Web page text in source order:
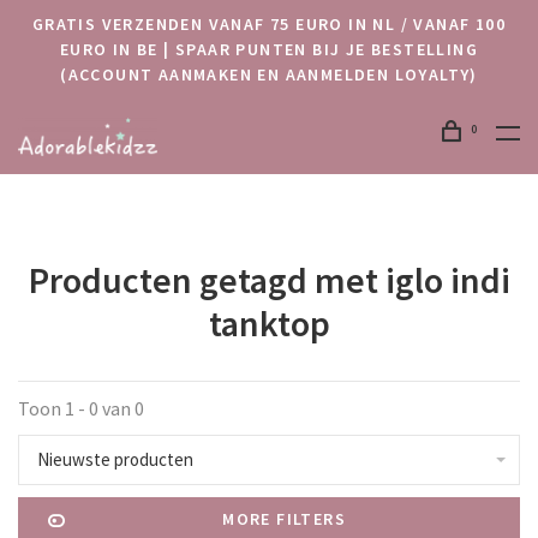
GRATIS VERZENDEN VANAF 75 EURO IN NL / VANAF 100
EURO IN BE | SPAAR PUNTEN BIJ JE BESTELLING
(ACCOUNT AANMAKEN EN AANMELDEN LOYALTY)
0
Producten getagd met iglo indi
tanktop
Toon 1 - 0 van 0
Nieuwste producten
MORE FILTERS